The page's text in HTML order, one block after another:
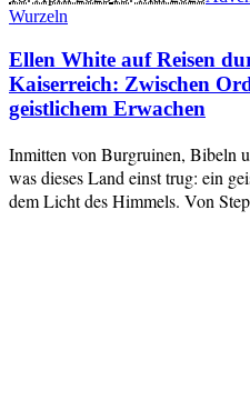
Wurzeln
Ellen White auf Reisen
Kaiserreich: Zwischen
geistlichem Erwachen
Inmitten von Burgruinen, Bibeln
was dieses Land einst trug: ein
dem Licht des Himmels. Von